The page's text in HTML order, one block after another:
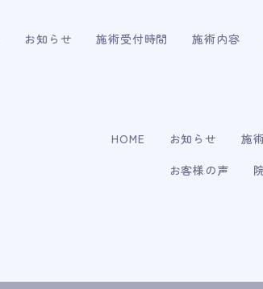
お知らせ 施術受付時間 施術内容
HOME お知らせ 施
お客様の声